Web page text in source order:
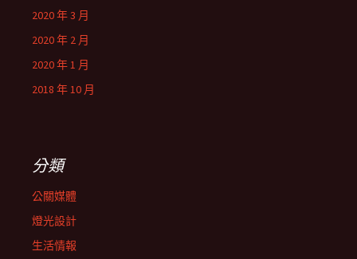
2020 年 3 月
2020 年 2 月
2020 年 1 月
2018 年 10 月
分類
公關媒體
燈光設計
生活情報